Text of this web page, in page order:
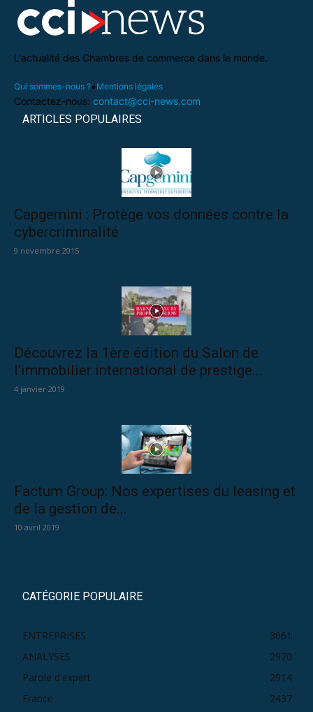
L'actualité des Chambres de commerce dans le monde.
Qui sommes-nous ?• Mentions légales
Contactez-nous: contact@cci-news.com
ARTICLES POPULAIRES
Capgemini : Protège vos données contre la
cybercriminalité
9 novembre 2015
Découvrez la 1ère édition du Salon de
l’immobilier international de prestige...
4 janvier 2019
Factum Group: Nos expertises du leasing et
de la gestion de...
10 avril 2019
CATÉGORIE POPULAIRE
ENTREPRISES
3061
ANALYSES
2970
Parole d'expert
2914
France
2437